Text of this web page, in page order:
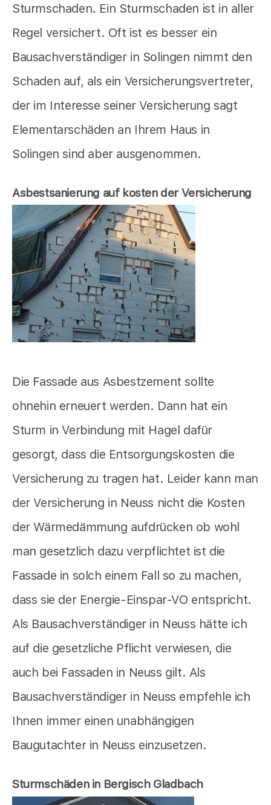
Sturmschaden. Ein Sturmschaden ist in aller
Regel versichert. Oft ist es besser ein
Bausachverständiger in Solingen nimmt den
Schaden auf, als ein Versicherungsvertreter,
der im Interesse seiner Versicherung sagt
Elementarschäden an Ihrem Haus in
Solingen sind aber ausgenommen.
Asbestsanierung auf kosten der Versicherung
Die Fassade aus Asbestzement sollte
ohnehin erneuert werden. Dann hat ein
Sturm in Verbindung mit Hagel dafür
gesorgt, dass die Entsorgungskosten die
Versicherung zu tragen hat. Leider kann man
der Versicherung in Neuss nicht die Kosten
der Wärmedämmung aufdrücken ob wohl
man gesetzlich dazu verpflichtet ist die
Fassade in solch einem Fall so zu machen,
dass sie der Energie-Einspar-VO entspricht.
Als Bausachverständiger in Neuss hätte ich
auf die gesetzliche Pflicht verwiesen, die
auch bei Fassaden in Neuss gilt. Als
Bausachverständiger in Neuss empfehle ich
Ihnen immer einen unabhängigen
Baugutachter in Neuss einzusetzen.
Sturmschäden in Bergisch Gladbach